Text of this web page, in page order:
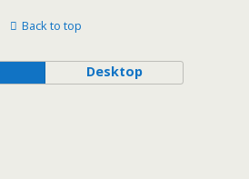
Back to top
Desktop